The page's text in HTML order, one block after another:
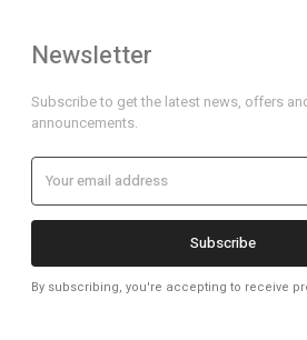
Newsletter
Subscribe to get the latest news, offers
announcements.
Subscribe
By subscribing, you're accepting to receive